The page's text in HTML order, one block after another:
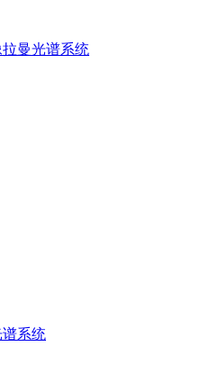
曼光谱系统
系统